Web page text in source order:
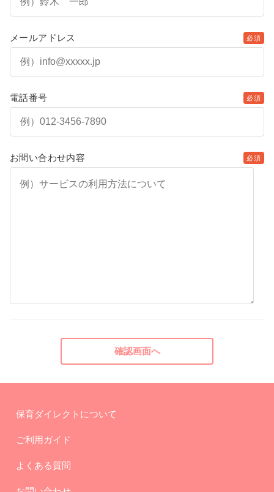
メールアドレス 必須
電話番号 必須
お問い合わせ内容 必須
保育ダイレクトについて
ご利用ガイド
よくある質問